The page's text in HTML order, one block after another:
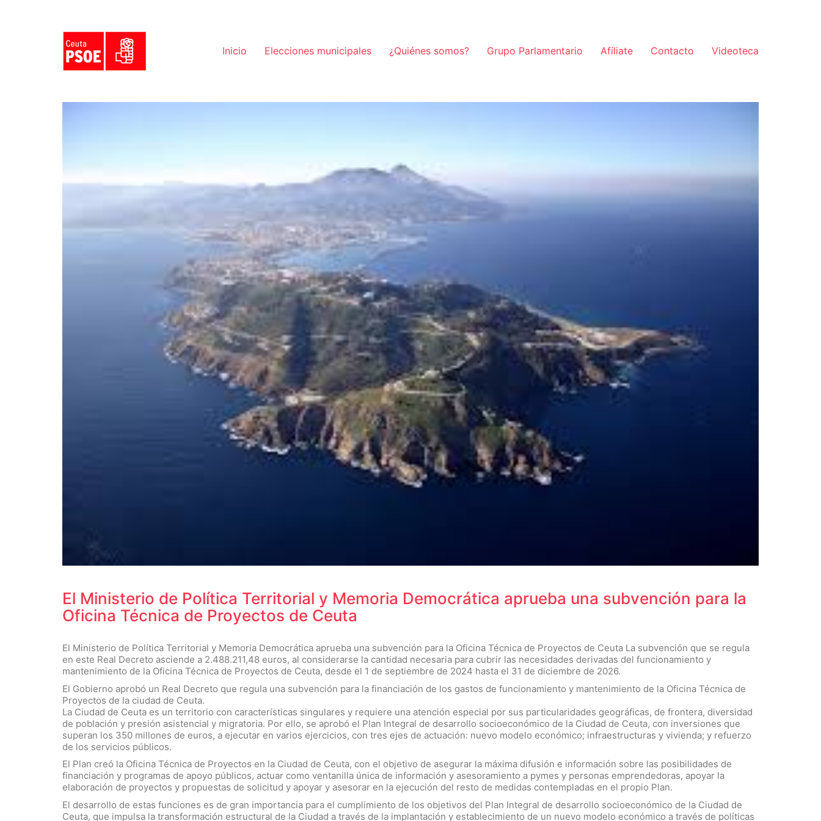
Inicio Elecciones municipales ¿Quiénes somos? Grupo Parlamentario Afíliate Contacto Videoteca
El Ministerio de Política Territorial y Memoria Democrática aprueba una subvención para la
Oficina Técnica de Proyectos de Ceuta
El Ministerio de Política Territorial y Memoria Democrática aprueba una subvención para la Oficina Técnica de Proyectos de Ceuta La subvención que se regula
en este Real Decreto asciende a 2.488.211,48 euros, al considerarse la cantidad necesaria para cubrir las necesidades derivadas del funcionamiento y
mantenimiento de la Oficina Técnica de Proyectos de Ceuta, desde el 1 de septiembre de 2024 hasta el 31 de diciembre de 2026.
El Gobierno aprobó un Real Decreto que regula una subvención para la financiación de los gastos de funcionamiento y mantenimiento de la Oficina Técnica de
Proyectos de la ciudad de Ceuta.
La Ciudad de Ceuta es un territorio con características singulares y requiere una atención especial por sus particularidades geográficas, de frontera, diversidad
de población y presión asistencial y migratoria. Por ello, se aprobó el Plan Integral de desarrollo socioeconómico de la Ciudad de Ceuta, con inversiones que
superan los 350 millones de euros, a ejecutar en varios ejercicios, con tres ejes de actuación: nuevo modelo económico; infraestructuras y vivienda; y refuerzo
de los servicios públicos.
El Plan creó la Oficina Técnica de Proyectos en la Ciudad de Ceuta, con el objetivo de asegurar la máxima difusión e información sobre las posibilidades de
financiación y programas de apoyo públicos, actuar como ventanilla única de información y asesoramiento a pymes y personas emprendedoras, apoyar la
elaboración de proyectos y propuestas de solicitud y apoyar y asesorar en la ejecución del resto de medidas contempladas en el propio Plan.
El desarrollo de estas funciones es de gran importancia para el cumplimiento de los objetivos del Plan Integral de desarrollo socioeconómico de la Ciudad de
Ceuta, que impulsa la transformación estructural de la Ciudad a través de la implantación y establecimiento de un nuevo modelo económico a través de políticas